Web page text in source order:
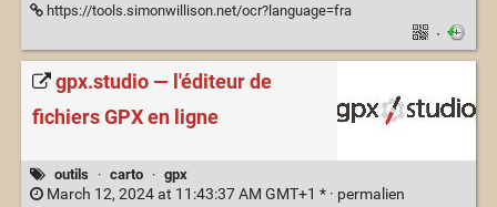
https://tools.simonwillison.net/ocr?language=fra
·
gpx.studio — l'éditeur de
fichiers GPX en ligne
outils · carto · gpx
March 12, 2024 at 11:43:37 AM GMT+1 * · permalien